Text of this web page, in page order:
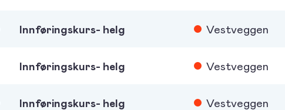
Innføringskurs- helg Vestveggen
Innføringskurs- helg Vestveggen
Innføringskurs- helg Vestveggen